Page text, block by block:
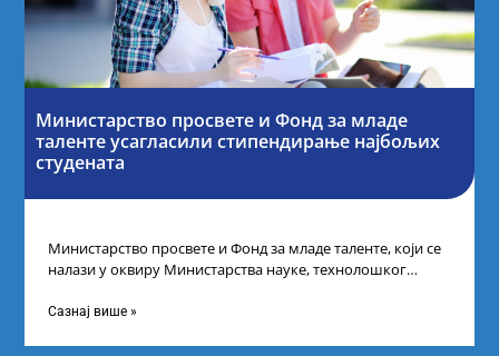
Министарство просвете и Фонд за младе
таленте усагласили стипендирање најбољих
студената
Министарство просвете и Фонд за младе таленте, који се
налази у оквиру Министарства науке, технолошког
Сазнај више »